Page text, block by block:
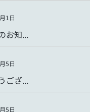
1日
お知...
5日
ござ...
5日